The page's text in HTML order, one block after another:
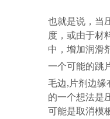
也就是说，当
度，或由于材
中，增加润滑
一个可能的跳
毛边,片剂边缘
的一个想法是
可能是取消模